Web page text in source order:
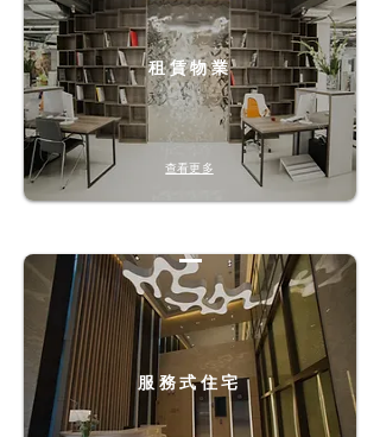
查看更多
租賃物業
服務式住宅